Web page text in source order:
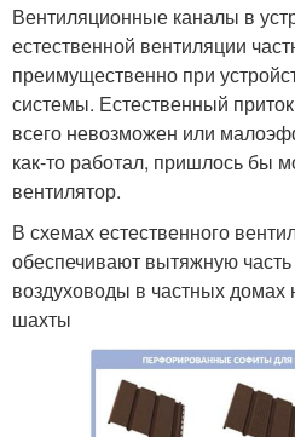
Вентиляционные каналы в
естественной вентиляции
преимущественно при
системы. Естественный
всего невозможен или
как-то работал, пришлось бы
вентилятор.
В схемах естественного
обеспечивают вытяжную
воздуховоды в частных домах
шахты